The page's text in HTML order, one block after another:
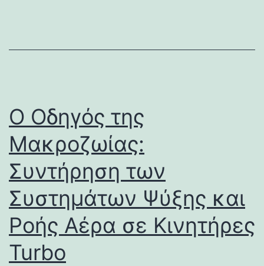
Ο Οδηγός της
Μακροζωίας:
Συντήρηση των
Συστημάτων Ψύξης και
Ροής Αέρα σε Κινητήρες
Turbo